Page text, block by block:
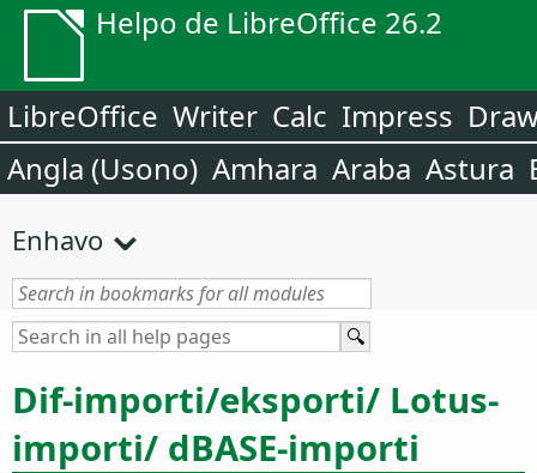
Helpo de LibreOffice 26.2
LibreOffice Writer Calc Impress
Angla (Usono) Amhara Araba Astura
Enhavo
Dif-importi/eksporti/ Lotus-
importi/ dBASE-importi